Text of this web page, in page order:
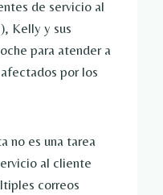
de servicio al
Kelly y sus
para atender a
por los
no es una tarea
al cliente
correos